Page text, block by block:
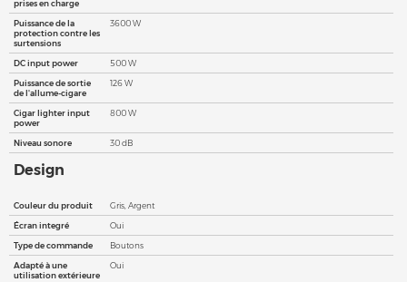
prises en charge
Puissance de la
protection contre les
surtensions
3600 W
DC input power
500 W
Puissance de sortie
de l'allume-cigare
126 W
Cigar lighter input
power
800 W
Niveau sonore 30 dB
Design
Couleur du produit
Gris, Argent
Écran integré
Oui
Type de commande
Boutons
Adapté à une
utilisation extérieure
Oui